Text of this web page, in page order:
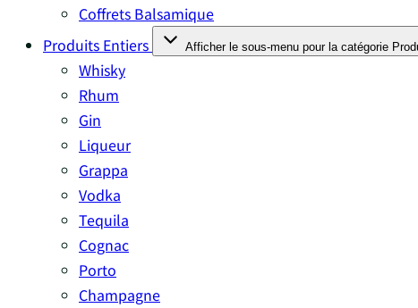
Coffrets Balsamique
Produits Entiers
Afficher le sous-menu pour la catégorie
Whisky
Rhum
Gin
Liqueur
Grappa
Vodka
Tequila
Cognac
Porto
Champagne